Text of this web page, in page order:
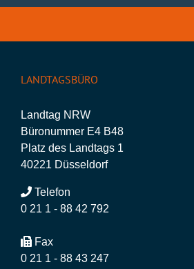
LANDTAGSBÜRO
Landtag NRW
Büronummer E4 B48
Platz des Landtags 1
40221 Düsseldorf
Telefon
0 21 1 - 88 42 792
Fax
0 21 1 - 88 43 247